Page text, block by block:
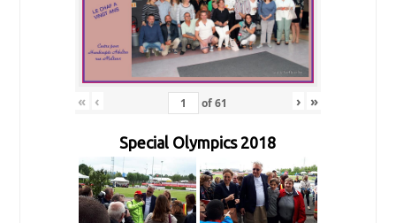
« ‹ of61 › »
Special Olympics 2018